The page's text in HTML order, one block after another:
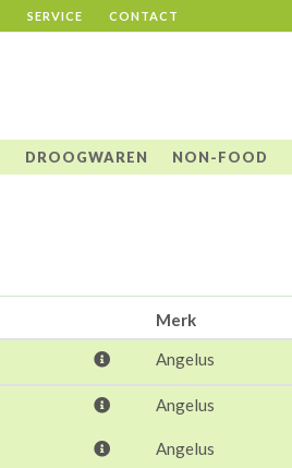
SERVICE CONTACT
DROOGWAREN NON-FOOD
Merk
Angelus
Angelus
Angelus